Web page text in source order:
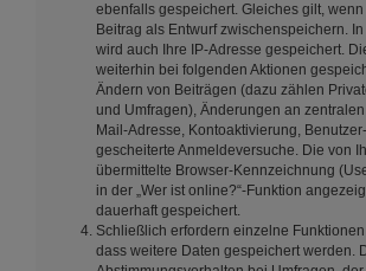
ebenfalls gespeichert. Gleiches gilt,
Beitrag als Entwurf zwischenspeichern.
wird auch Ihre IP-Adresse gespeichert.
weiterhin bei folgenden Aktionen
Ändern von Beiträgen (dazu zählen
und Umfragen), Änderungen an
Mail-Adresse, Kontoaktivierung,
gescheiterte Anmeldeversuche. Die von
übermittelte Browser-Kennzeichnung
in der „Wer ist online?“-Funktion
dauerhaft gespeichert.
Schließlich erfordern einzelne
dass weitere Daten gespeichert werden.